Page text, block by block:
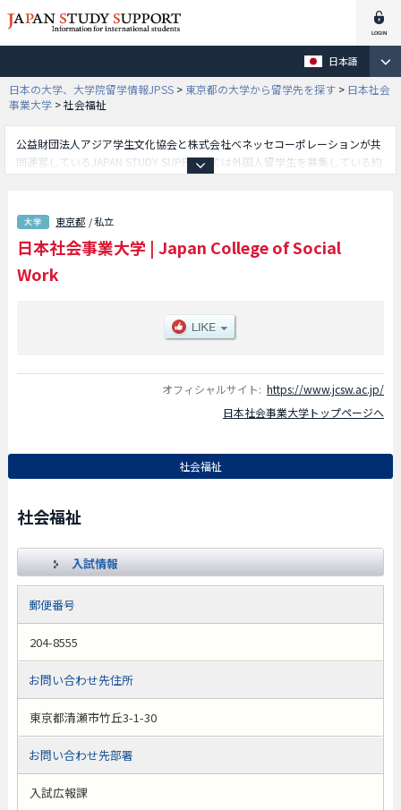
日本語
日本の大学、大学院留学情報JPSS > 東京都の大学から留学先を探す > 日本社会
事業大学 >社会福祉
公益財団法人アジア学生文化協会と株式会社ベネッセコーポレーションが共
同運営しているJAPAN STUDY SUPPORTでは外国人留学生を募集している約
部等、学部別情報や、募集定員や合格者数など入試情報、施設案内、アクセ
スなど外国人留学生に必要な情報を掲載しているので是非ご利用ください。
東京都 / 私立
日本社会事業大学 | Japan College of Social
Work
オフィシャルサイト: https://www.jcsw.ac.jp/
日本社会事業大学トップページへ
社会福祉
社会福祉
入試情報
郵便番号
204-8555
お問い合わせ先住所
東京都清瀬市竹丘3-1-30
お問い合わせ先部署
入試広報課